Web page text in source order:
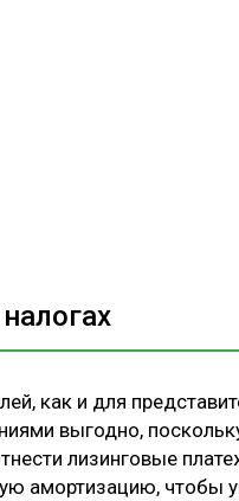
как и для
выгодно,
лизинговые
амортизацию, чтобы